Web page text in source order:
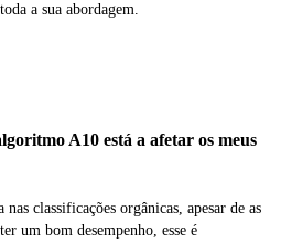
a sua abordagem.
A10 está a afetar os meus
classificações orgânicas, apesar de as
um bom desempenho, esse é